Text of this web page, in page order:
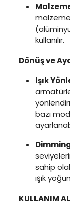
kullanılır.
Dönüş ve
Işık
bazı
sahip
ışık
KULLANIM